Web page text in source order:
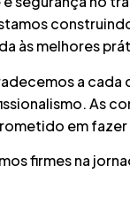
às melhores
a cada
As
em fazer
firmes na